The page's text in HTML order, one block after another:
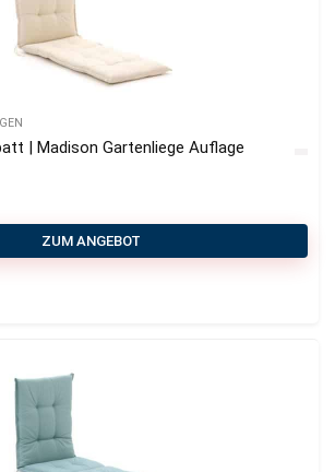
| Madison Gartenliege Auflage
ZUM ANGEBOT